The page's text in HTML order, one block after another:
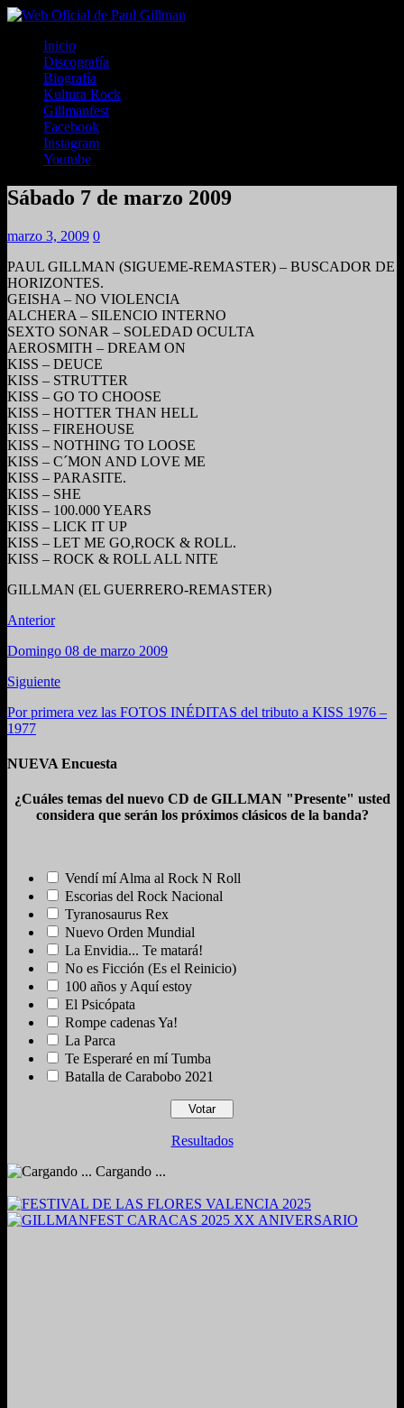
Inicio
Discografía
Biografía
Kultura Rock
Gillmanfest
Facebook
Instagram
Youtube
Sábado 7 de marzo 2009
marzo 3, 2009 0
PAUL GILLMAN (SIGUEME-REMASTER) – BUSCADOR DE
HORIZONTES.
GEISHA – NO VIOLENCIA
ALCHERA – SILENCIO INTERNO
SEXTO SONAR – SOLEDAD OCULTA
AEROSMITH – DREAM ON
KISS – DEUCE
KISS – STRUTTER
KISS – GO TO CHOOSE
KISS – HOTTER THAN HELL
KISS – FIREHOUSE
KISS – NOTHING TO LOOSE
KISS – C´MON AND LOVE ME
KISS – PARASITE.
KISS – SHE
KISS – 100.000 YEARS
KISS – LICK IT UP
KISS – LET ME GO,ROCK & ROLL.
KISS – ROCK & ROLL ALL NITE
GILLMAN (EL GUERRERO-REMASTER)
Anterior
Domingo 08 de marzo 2009
Siguiente
Por primera vez las FOTOS INÉDITAS del tributo a KISS 1976 –
1977
NUEVA Encuesta
¿Cuáles temas del nuevo CD de GILLMAN "Presente" usted
considera que serán los próximos clásicos de la banda?
Vendí mí Alma al Rock N Roll
Escorias del Rock Nacional
Tyranosaurus Rex
Nuevo Orden Mundial
La Envidia... Te matará!
No es Ficción (Es el Reinicio)
100 años y Aquí estoy
El Psicópata
Rompe cadenas Ya!
La Parca
Te Esperaré en mí Tumba
Batalla de Carabobo 2021
Resultados
Cargando ...